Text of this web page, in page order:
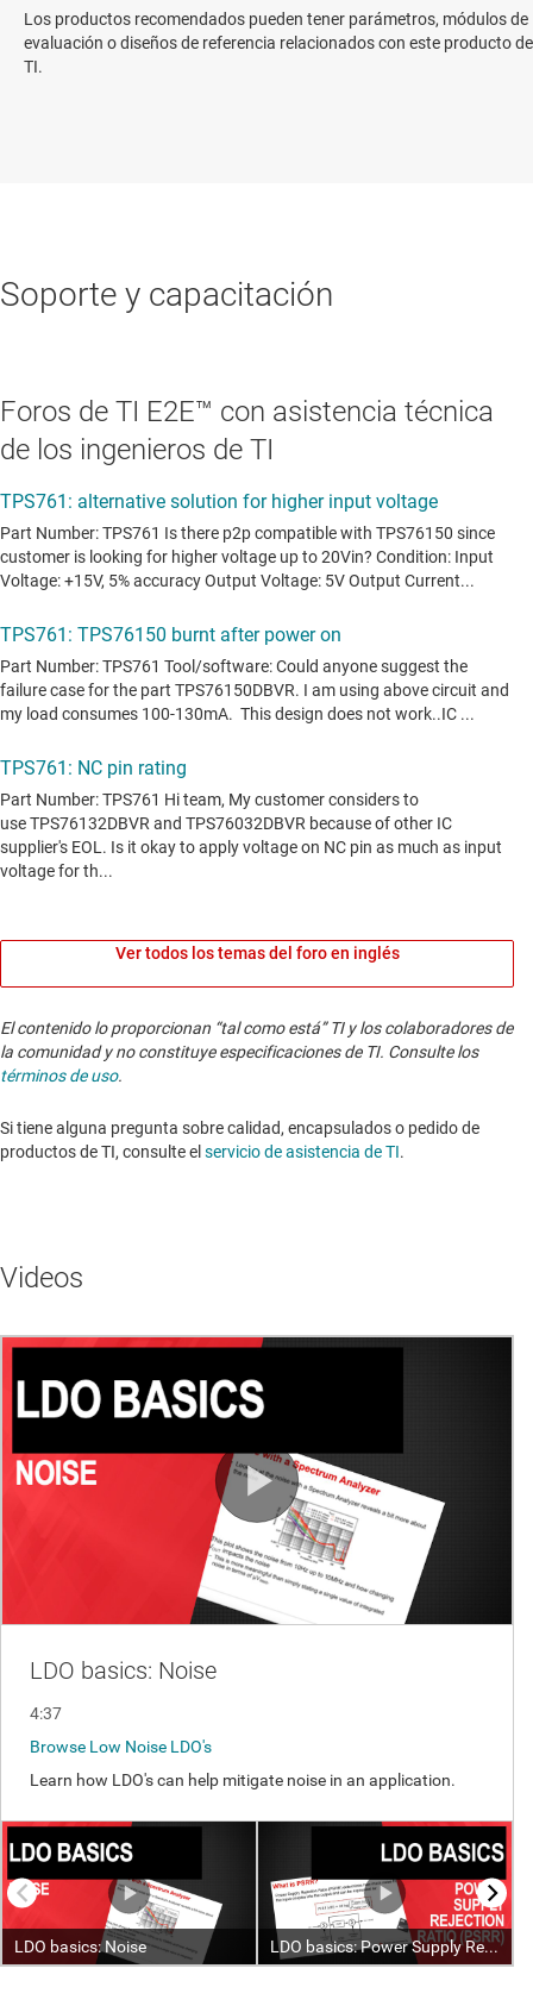
Los productos recomendados pueden tener parámetros, módulos de
evaluación o diseños de referencia relacionados con este producto de
TI.
Soporte y capacitación
Foros de TI E2E™ con asistencia técnica
de los ingenieros de TI
Ver todos los temas del foro en inglés
El contenido lo proporcionan “tal como está” TI y los colaboradores de
la comunidad y no constituye especificaciones de TI. Consulte los
términos de uso.
Si tiene alguna pregunta sobre calidad, encapsulados o pedido de
productos de TI, consulte el servicio de asistencia de TI. ​​​​​​​​​​​​​​
Videos